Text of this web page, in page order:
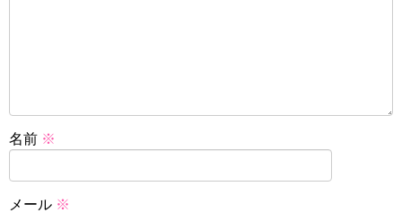
名前 ※
メール ※